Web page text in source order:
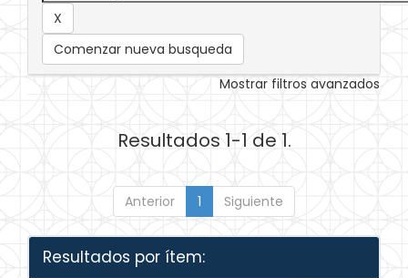
Comenzar nueva busqueda
Mostrar filtros avanzados
Resultados 1-1 de 1.
Anterior 1 Siguiente
Resultados por ítem: